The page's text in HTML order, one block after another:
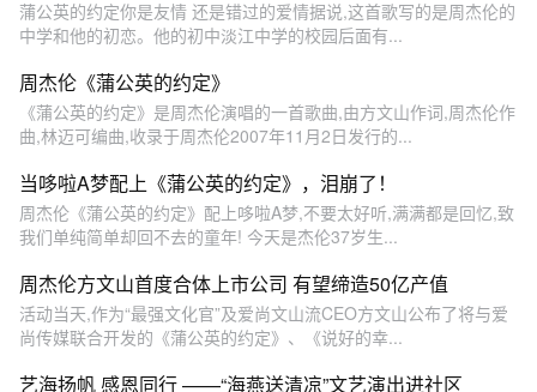
蒲公英的约定你是友情 还是错过的爱情据说,这首歌写的是周杰伦的
中学和他的初恋。他的初中淡江中学的校园后面有...
周杰伦《蒲公英的约定》
《蒲公英的约定》是周杰伦演唱的一首歌曲,由方文山作词,周杰伦作
曲,林迈可编曲,收录于周杰伦2007年11月2日发行的...
当哆啦A梦配上《蒲公英的约定》，泪崩了！
周杰伦《蒲公英的约定》配上哆啦A梦,不要太好听,满满都是回忆,致
我们单纯简单却回不去的童年! 今天是杰伦37岁生...
周杰伦方文山首度合体上市公司 有望缔造50亿产值
活动当天,作为“最强文化官”及爱尚文山流CEO方文山公布了将与爱
尚传媒联合开发的《蒲公英的约定》、《说好的幸...
艺海扬帆 感恩同行 ——“海燕送清凉”文艺演出进社区